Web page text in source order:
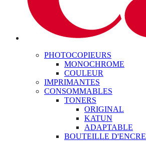
PHOTOCOPIEURS
MONOCHROME
COULEUR
IMPRIMANTES
CONSOMMABLES
TONERS
ORIGINAL
KATUN
ADAPTABLE
BOUTEILLE D'ENCRE